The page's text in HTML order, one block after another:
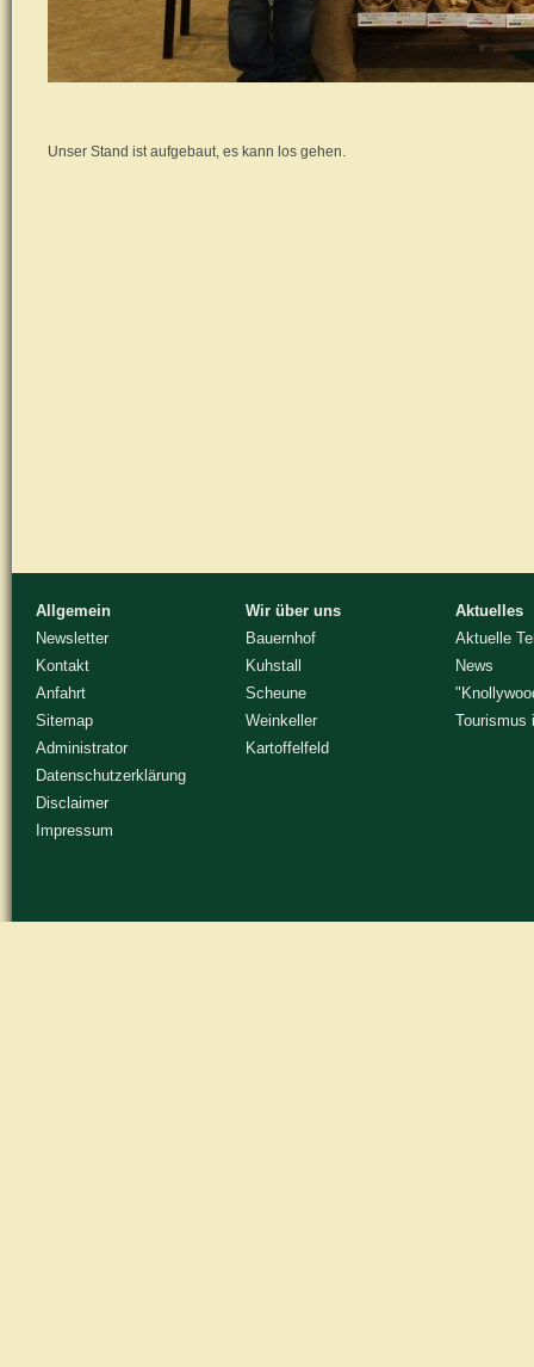
Unser Stand ist aufgebaut, es kann los gehen.
Allgemein
Newsletter
Kontakt
Anfahrt
Sitemap
Administrator
Datenschutzerklärung
Disclaimer
Impressum
Wir über uns
Bauernhof
Kuhstall
Scheune
Weinkeller
Kartoffelfeld
Aktuelles
Aktuelle
News
Tourismus